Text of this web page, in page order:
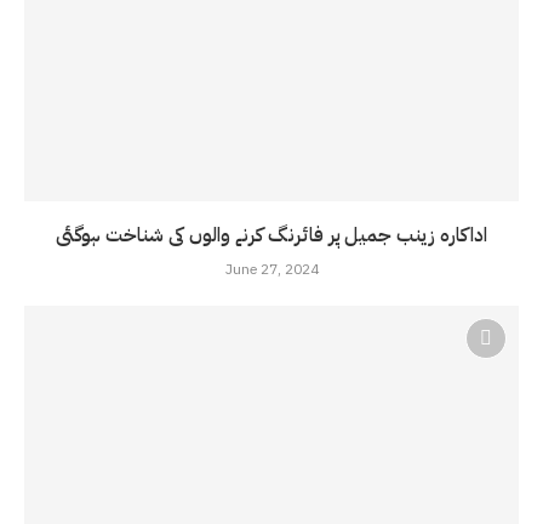
اداکارہ زینب جمیل پر فائرنگ کرنے والوں کی شناخت ہوگئی
June 27, 2024